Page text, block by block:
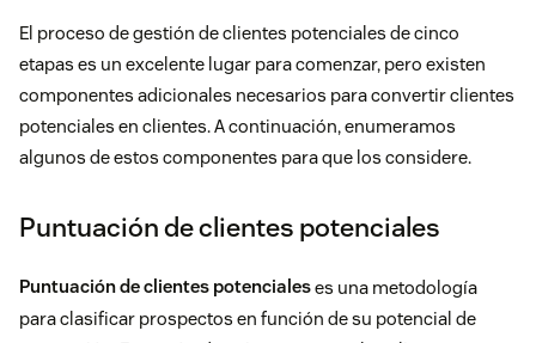
El proceso de gestión de clientes potenciales de cinco
etapas es un excelente lugar para comenzar, pero existen
componentes adicionales necesarios para convertir clientes
potenciales en clientes. A continuación, enumeramos
algunos de estos componentes para que los considere.
Puntuación de clientes potenciales
Puntuación de clientes potencialeses una metodología
para clasificar prospectos en función de su potencial de